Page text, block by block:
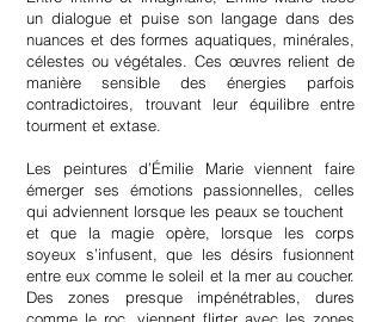
un dialogue et puise son langage dans des
nuances et des formes aquatiques, minérales,
célestes ou végétales. Ces œuvres relient de
manière sensible des énergies parfois
contradictoires, trouvant leur équilibre entre
tourment et extase.
Les peintures d’Émilie Marie viennent faire
émerger ses émotions passionnelles, celles
qui adviennent lorsque les peaux se touchent
et que la magie opère, lorsque les corps
soyeux s’infusent, que les désirs fusionnent
entre eux comme le soleil et la mer au coucher.
Des zones presque impénétrables, dures